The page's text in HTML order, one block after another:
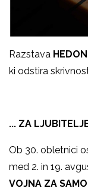
Razstava
ki odstira
... ZA
Ob 30. obletnici
med 2. in 19.
VOJNA ZA